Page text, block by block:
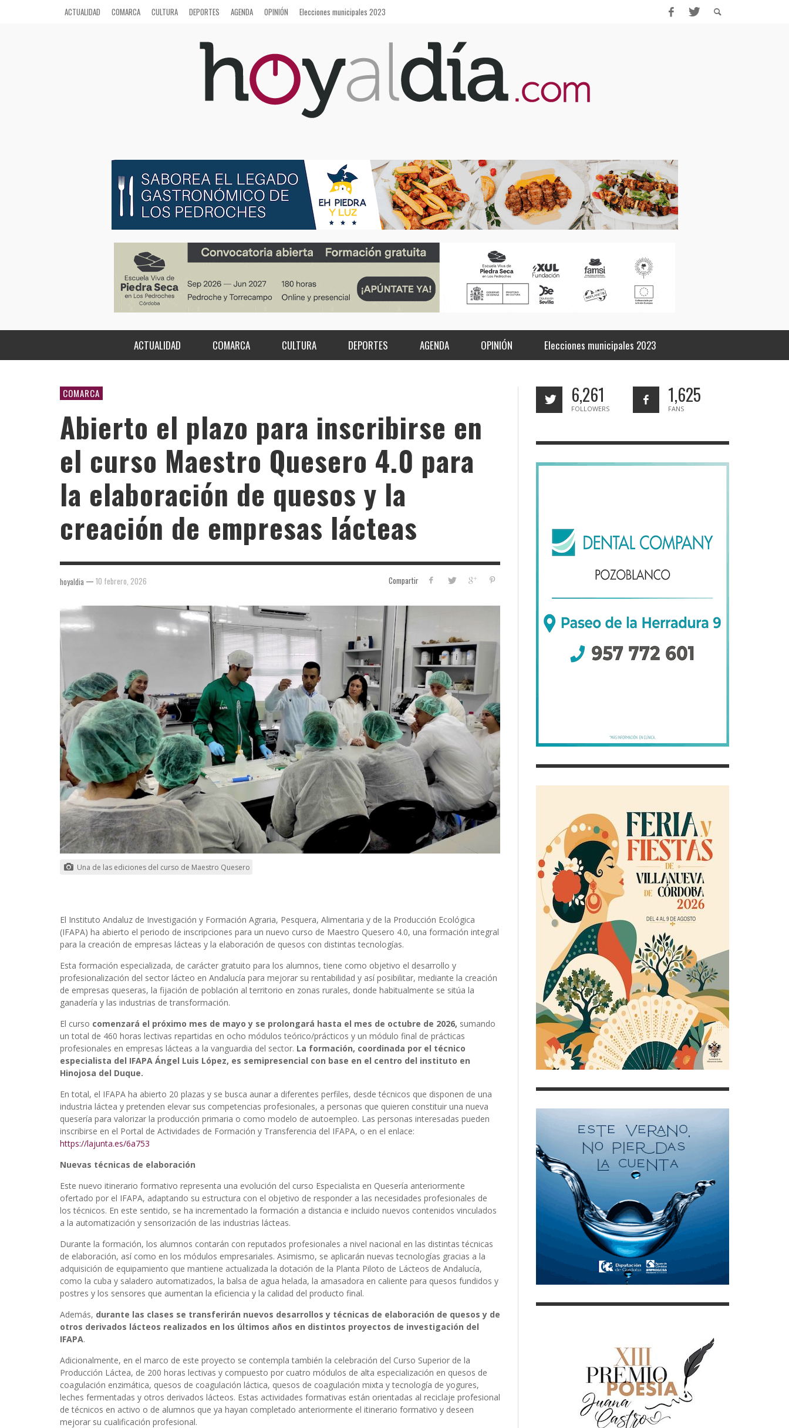
ACTUALIDAD COMARCA CULTURA DEPORTES AGENDA OPINIÓN Elecciones municipales 2023
ACTUALIDAD COMARCA CULTURA DEPORTES AGENDA OPINIÓN Elecciones municipales 2023
COMARCA
Abierto el plazo para inscribirse en
el curso Maestro Quesero 4.0 para
la elaboración de quesos y la
creación de empresas lácteas
Compartir
hoyaldia — 10 febrero, 2026
Una de las ediciones del curso de Maestro Quesero
El Instituto Andaluz de Investigación y Formación Agraria, Pesquera, Alimentaria y de la Producción Ecológica
(IFAPA) ha abierto el periodo de inscripciones para un nuevo curso de Maestro Quesero 4.0, una formación integral
para la creación de empresas lácteas y la elaboración de quesos con distintas tecnologías.
Esta formación especializada, de carácter gratuito para los alumnos, tiene como objetivo el desarrollo y
profesionalización del sector lácteo en Andalucía para mejorar su rentabilidad y así posibilitar, mediante la creación
de empresas queseras, la fijación de población al territorio en zonas rurales, donde habitualmente se sitúa la
ganadería y las industrias de transformación.
El curso comenzará el próximo mes de mayo y se prolongará hasta el mes de octubre de 2026, sumando
un total de 460 horas lectivas repartidas en ocho módulos teórico/prácticos y un módulo final de prácticas
profesionales en empresas lácteas a la vanguardia del sector. La formación, coordinada por el técnico
especialista del IFAPA Ángel Luis López, es semipresencial con base en el centro del instituto en
Hinojosa del Duque.
En total, el IFAPA ha abierto 20 plazas y se busca aunar a diferentes perfiles, desde técnicos que disponen de una
industria láctea y pretenden elevar sus competencias profesionales, a personas que quieren constituir una nueva
quesería para valorizar la producción primaria o como modelo de autoempleo. Las personas interesadas pueden
inscribirse en el Portal de Actividades de Formación y Transferencia del IFAPA, o en el enlace:
https://lajunta.es/6a753
Nuevas técnicas de elaboración
Este nuevo itinerario formativo representa una evolución del curso Especialista en Quesería anteriormente
ofertado por el IFAPA, adaptando su estructura con el objetivo de responder a las necesidades profesionales de
los técnicos. En este sentido, se ha incrementado la formación a distancia e incluido nuevos contenidos vinculados
a la automatización y sensorización de las industrias lácteas.
Durante la formación, los alumnos contarán con reputados profesionales a nivel nacional en las distintas técnicas
de elaboración, así como en los módulos empresariales. Asimismo, se aplicarán nuevas tecnologías gracias a la
adquisición de equipamiento que mantiene actualizada la dotación de la Planta Piloto de Lácteos de Andalucía,
como la cuba y saladero automatizados, la balsa de agua helada, la amasadora en caliente para quesos fundidos y
postres y los sensores que aumentan la eficiencia y la calidad del producto final.
Además, durante las clases se transferirán nuevos desarrollos y técnicas de elaboración de quesos y de
otros derivados lácteos realizados en los últimos años en distintos proyectos de investigación del
IFAPA.
Adicionalmente, en el marco de este proyecto se contempla también la celebración del Curso Superior de la
Producción Láctea, de 200 horas lectivas y compuesto por cuatro módulos de alta especialización en quesos de
coagulación enzimática, quesos de coagulación láctica, quesos de coagulación mixta y tecnología de yogures,
leches fermentadas y otros derivados lácteos. Estas actividades formativas están orientadas al reciclaje profesional
de técnicos en activo o de alumnos que ya hayan completado anteriormente el itinerario formativo y deseen
mejorar su cualificación profesional.
6,261
FOLLOWERS
1,625
FANS